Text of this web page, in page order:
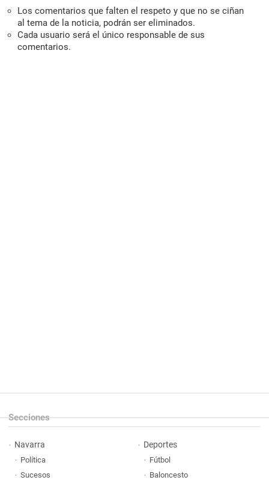
Los comentarios que falten el respeto y que no se ciñan
al tema de la noticia, podrán ser eliminados.
Cada usuario será el único responsable de sus
comentarios.
Secciones
Navarra
Política
Sucesos
Deportes
Fútbol
Baloncesto